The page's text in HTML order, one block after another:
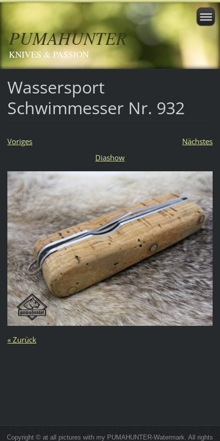
PUMAHUNTER
KNIVES & PASSION
Wassersport
Schwimmesser Nr. 932
Voriges
Nächstes
Diashow
« Zurück
Copyright © at all pictures with my PUMAHUNTER-Watermark. All rights